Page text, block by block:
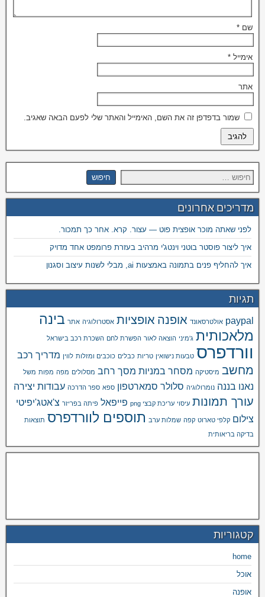
שם *
אימייל *
אתר
שמור בדפדפן זה את השם, האימייל והאתר שלי לפעם הבאה שאגיב.
מדריכים אחרונים
לפני שאתה מוכר אופצית פוט — עצור. קרא. אחר כך תמכור.
איך ליצור פוסטר בוטני וינטג'י מרהיב בעזרת פרומפט אחד מדויק
איך להחליף פנים בתמונה באמצעות ai, מבלי לשנות עיצוב וסגנון
תגיות
paypal אולטרסאונד אופנה אופציות אסטרולוגיה אתר בינה
מלאכותית ג'מיני הוצאה לאור הפשרת לחם השכרת רכב בישראל
וורדפרס טבעות נישואין טריות כבלים כוכבים ומזלות לווין מדריך רכב
מחשב מיסטיקה מסחר במניות מסך רחב מסלולים מפה מפות משל
נאנו בננה נומרולוגיה סלולר סמארטפון ספא ספר הדרכה עבודות יצירה
עורך תמונות עיסוי עריכת קבצי png פייפאל פיתה בפריזר צ'אטג'יפיטי
צילום קלפי טארוט קפה שמלות ערב תוספים לוורדפרס תוצאות
בדיקה בריאותית
קטגוריות
home
אוכל
אופנה